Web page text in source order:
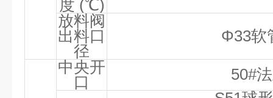
度 (℃)
放料阀
出料口
径
Φ33软
中央开
口
50#